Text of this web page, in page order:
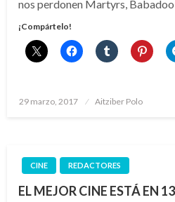
nos perdonen Martyrs,
¡Compártelo!
Publicado
29 marzo, 2017 Aitziber Polo
CINE REDACTORES
EL MEJOR CINE ESTÁ EN